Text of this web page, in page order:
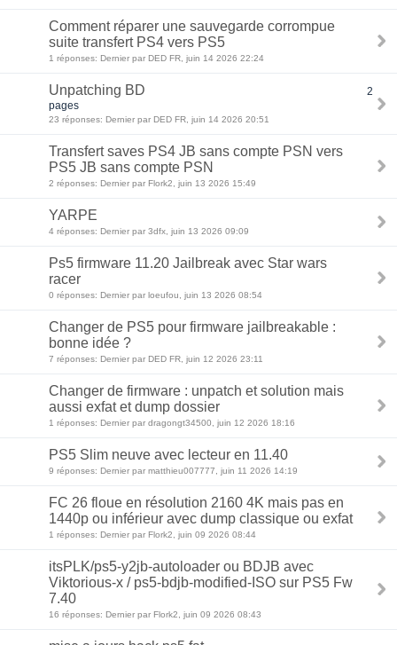
Comment réparer une sauvegarde corrompue
suite transfert PS4 vers PS5
1 réponses: Dernier par DED FR, juin 14 2026 22:24
Unpatching BD
2
pages
23 réponses: Dernier par DED FR, juin 14 2026 20:51
Transfert saves PS4 JB sans compte PSN vers
PS5 JB sans compte PSN
2 réponses: Dernier par Flork2, juin 13 2026 15:49
YARPE
4 réponses: Dernier par 3dfx, juin 13 2026 09:09
Ps5 firmware 11.20 Jailbreak avec Star wars
racer
0 réponses: Dernier par loeufou, juin 13 2026 08:54
Changer de PS5 pour firmware jailbreakable :
bonne idée ?
7 réponses: Dernier par DED FR, juin 12 2026 23:11
Changer de firmware : unpatch et solution mais
aussi exfat et dump dossier
1 réponses: Dernier par dragongt34500, juin 12 2026 18:16
PS5 Slim neuve avec lecteur en 11.40
9 réponses: Dernier par matthieu007777, juin 11 2026 14:19
FC 26 floue en résolution 2160 4K mais pas en
1440p ou inférieur avec dump classique ou exfat
1 réponses: Dernier par Flork2, juin 09 2026 08:44
itsPLK/ps5-y2jb-autoloader ou BDJB avec
Viktorious-x / ps5-bdjb-modified-ISO sur PS5 Fw
7.40
16 réponses: Dernier par Flork2, juin 09 2026 08:43